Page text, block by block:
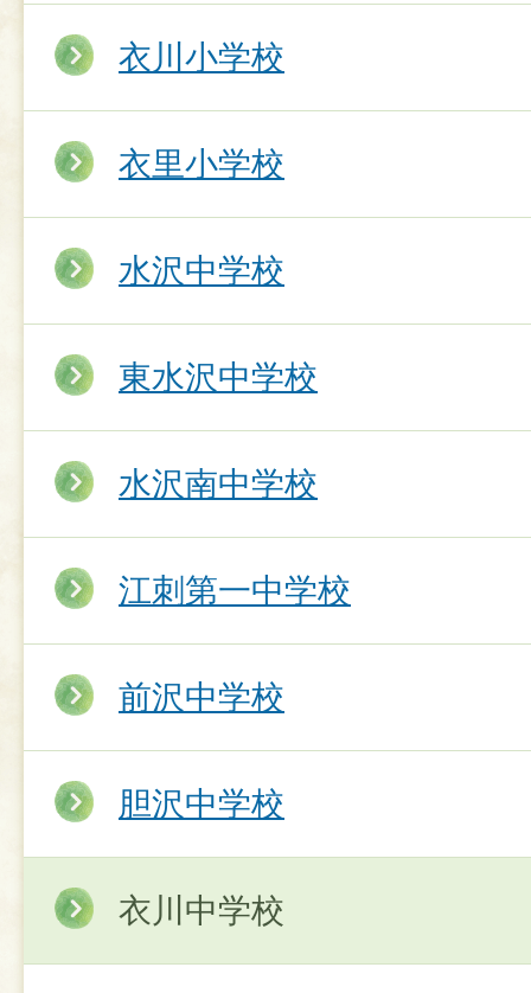
衣川小学校
衣里小学校
水沢中学校
東水沢中学校
水沢南中学校
江刺第一中学校
前沢中学校
胆沢中学校
衣川中学校